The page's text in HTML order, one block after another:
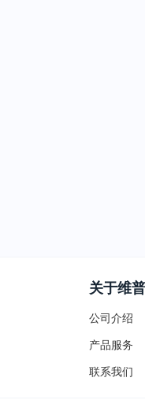
关于维普
公司介绍
产品服务
联系我们